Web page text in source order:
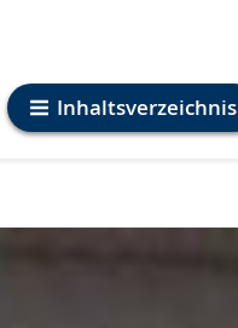
Inhaltsverzeichnis